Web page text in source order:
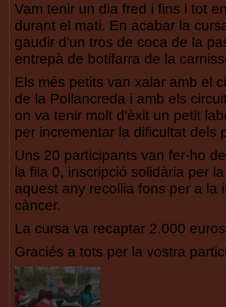
Vam tenir un dia fred i fins i tot
durant el mati. En acabar la
gaudir d'un tros de coca de la
entrepà de botifarra de la
Els més petits van xalar amb el
de la Pollancreda i amb els
on va tenir molt d'èxit un petit
per incrementar la dificultat dels
Uns 20 participants van fer-ho
la fila 0, inscripció solidària per
aquest any recollia fons per a la
càncer.
La cursa va recaptar 2.000
Graciés a tots per la vostra